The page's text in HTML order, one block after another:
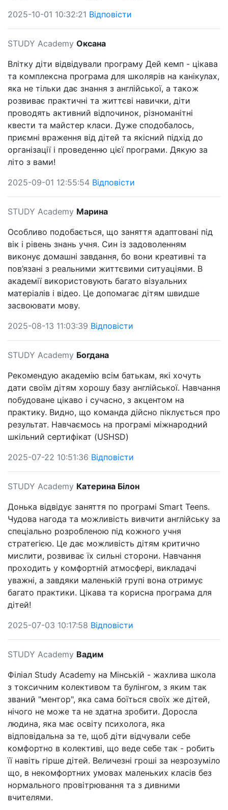
2025-10-01 10:32:21 Відповісти
STUDY Academy Оксана
Влітку діти відвідували програму Дей кемп - цікава
та комплексна програма для школярів на канікулах,
яка не тільки дає знання з англійської, а також
розвиває практичні та життєві навички, діти
проводять активний відпочинок, різноманітні
квести та майстер класи. Дуже сподобалось,
приємні враження від дітей та якісний підхід до
організації і проведенню цієї програми. Дякую за
літо з вами!
2025-09-01 12:55:54 Відповісти
STUDY Academy Марина
Особливо подобається, що заняття адаптовані під
вік і рівень знань учня. Син із задоволенням
виконує домашні завдання, бо вони креативні та
пов’язані з реальними життєвими ситуаціями. В
академії використовують багато візуальних
матеріалів і відео. Це допомагає дітям швидше
засвоювати мову.
2025-08-13 11:03:39 Відповісти
STUDY Academy Богдана
Рекомендую академію всім батькам, які хочуть
дати своїм дітям хорошу базу англійської. Навчання
побудоване цікаво і сучасно, з акцентом на
практику. Видно, що команда дійсно піклується про
результат. Навчаємось на програмі міжнародний
шкільний сертифікат (USHSD)
2025-07-22 10:51:36 Відповісти
STUDY Academy Катерина Білон
Донька відвідує заняття по програмі Smart Teens.
Чудова нагода та можливість вивчити англійську за
спеціально розробленою під кожного учня
стратегією. Це дає можливість дітям критично
мислити, розвиває їх сильні сторони. Навчання
проходить у комфортній атмосфері, викладачі
уважні, а завдяки маленькій групі вона отримує
багато практики. Цікава та корисна програма для
дітей!
2025-07-03 10:17:58 Відповісти
STUDY Academy Вадим
Філіал Study Academy на Мінській - жахлива школа
з токсичним колективом та булінгом, з яким так
званий "ментор", яка сама боїться своїх же дітей,
нічого не може та не здатна зробити. Доросла
людина, яка має освіту психолога, яка
відповідальна за те, щоб діти відчували себе
комфортно в колективі, що веде себе так - робить
її навіть гірше дітей. Величезні гроші за незрозуміло
що, в некомфортних умовах маленьких класів без
нормального провітрювання та з дивними
вчителями.